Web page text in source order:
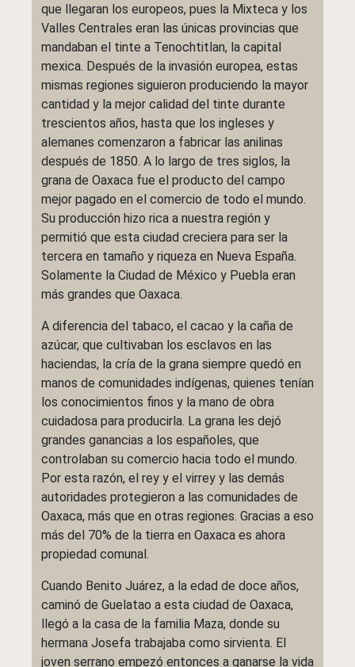
que llegaran los europeos, pues la Mixteca y los
Valles Centrales eran las únicas provincias que
mandaban el tinte a Tenochtitlan, la capital
mexica. Después de la invasión europea, estas
mismas regiones siguieron produciendo la mayor
cantidad y la mejor calidad del tinte durante
trescientos años, hasta que los ingleses y
alemanes comenzaron a fabricar las anilinas
después de 1850. A lo largo de tres siglos, la
grana de Oaxaca fue el producto del campo
mejor pagado en el comercio de todo el mundo.
Su producción hizo rica a nuestra región y
permitió que esta ciudad creciera para ser la
tercera en tamaño y riqueza en Nueva España.
Solamente la Ciudad de México y Puebla eran
más grandes que Oaxaca.
A diferencia del tabaco, el cacao y la caña de
azúcar, que cultivaban los esclavos en las
haciendas, la cría de la grana siempre quedó en
manos de comunidades indígenas, quienes tenían
los conocimientos finos y la mano de obra
cuidadosa para producirla. La grana les dejó
grandes ganancias a los españoles, que
controlaban su comercio hacia todo el mundo.
Por esta razón, el rey y el virrey y las demás
autoridades protegieron a las comunidades de
Oaxaca, más que en otras regiones. Gracias a eso
más del 70% de la tierra en Oaxaca es ahora
propiedad comunal.
Cuando Benito Juárez, a la edad de doce años,
caminó de Guelatao a esta ciudad de Oaxaca,
llegó a la casa de la familia Maza, donde su
hermana Josefa trabajaba como sirvienta. El
joven serrano empezó entonces a ganarse la vida